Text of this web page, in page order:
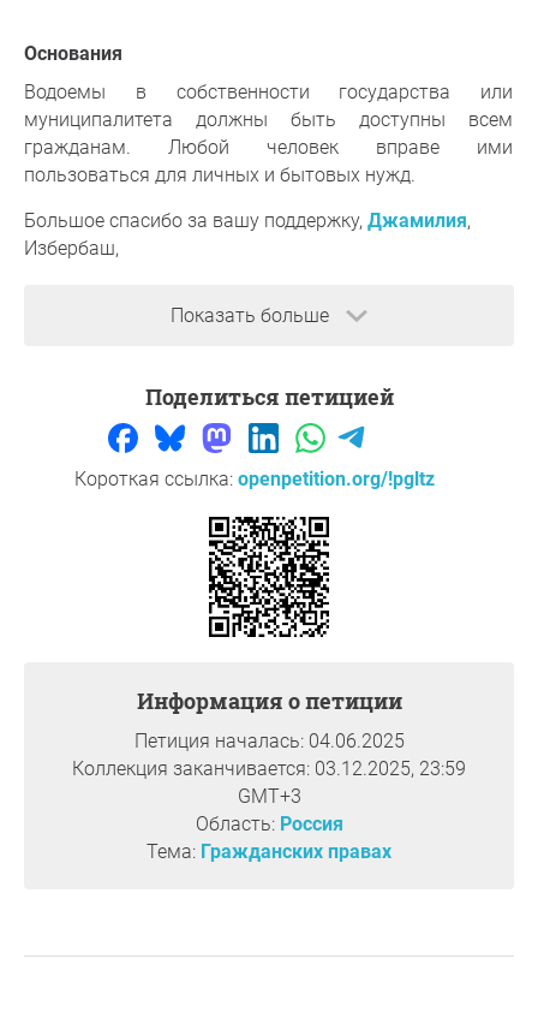
Показать больше
основания
Водоемы в собственности государства или
муниципалитета должны быть доступны всем
гражданам. Любой человек вправе ими
пользоваться для личных и бытовых нужд.
Большое спасибо за вашу поддержку, Джамилия,
Избербаш,
Вопрос к инициатору
Поделиться петицией
Короткая ссылка: openpetition.org/!pgltz
Информация о петиции
Петиция началась: 04.06.2025
Коллекция заканчивается: 03.12.2025, 23:59
GMT+3
Область: Россия
Тема: Гражданских правах